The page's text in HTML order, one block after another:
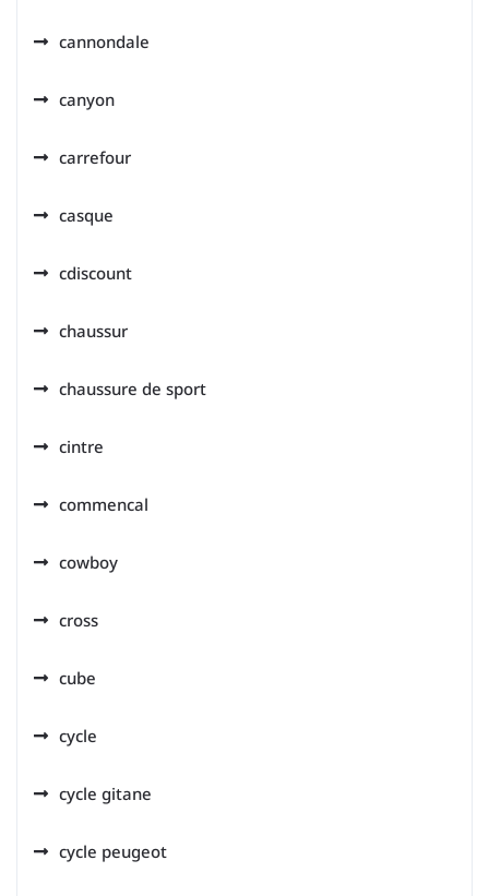
cannondale
canyon
carrefour
casque
cdiscount
chaussur
chaussure de sport
cintre
commencal
cowboy
cross
cube
cycle
cycle gitane
cycle peugeot